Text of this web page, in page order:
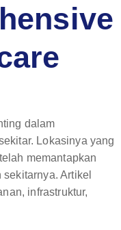
dalam
Lokasinya yang
memantapkan
Artikel
infrastruktur,